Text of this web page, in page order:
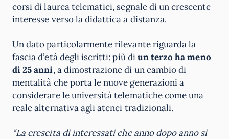
corsi di laurea telematici, segnale di un crescente
interesse verso la didattica a distanza.
Un dato particolarmente rilevante riguarda la
fascia d’età degli iscritti: più diun terzo ha meno
di 25 anni, a dimostrazione di un cambio di
mentalità che porta le nuove generazioni a
considerare le università telematiche come una
reale alternativa agli atenei tradizionali.
“La crescita di interessati che anno dopo anno si